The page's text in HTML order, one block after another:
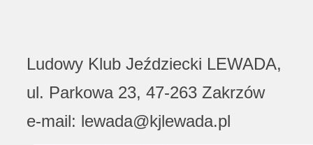
Ludowy Klub Jeździecki LEWADA,
ul. Parkowa 23, 47-263 Zakrzów
e-mail: lewada@kjlewada.pl